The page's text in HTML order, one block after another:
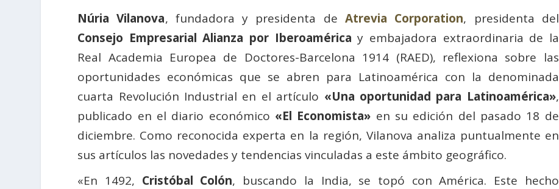
Núria Vilanova, fundadora y presidenta de Atrevia Corporation, presidenta del
Consejo Empresarial Alianza por Iberoamérica y embajadora extraordinaria de la
Real Academia Europea de Doctores-Barcelona 1914 (RAED), reflexiona sobre las
oportunidades económicas que se abren para Latinoamérica con la denominada
cuarta Revolución Industrial en el artículo «Una oportunidad para Latinoamérica»,
publicado en el diario económico «El Economista» en su edición del pasado 18 de
diciembre. Como reconocida experta en la región, Vilanova analiza puntualmente en
sus artículos las novedades y tendencias vinculadas a este ámbito geográfico.
«En 1492, Cristóbal Colón, buscando la India, se topó con América. Este hecho